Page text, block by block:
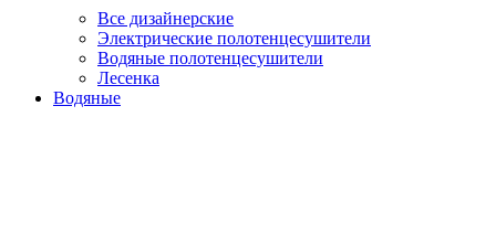
Все дизайнерские
Электрические полотенцесушители
Водяные полотенцесушители
Лесенка
Водяные